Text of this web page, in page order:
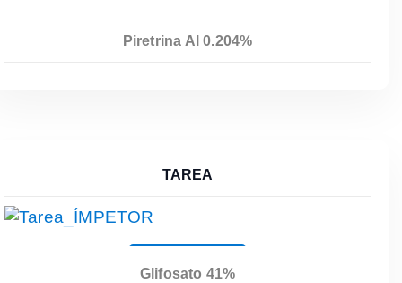
Piretrina Al 0.204%
TAREA
Leer Más
Glifosato 41%